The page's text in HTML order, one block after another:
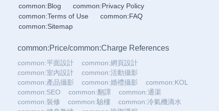
common:Blog
common:Privacy Policy
common:Terms of Use
common:FAQ
common:Sitemap
common:Price/common:Charge References
common:平面設計
common:網頁設計
common:室內設計
common:活動攝影
common:產品攝影
common:婚禮攝影
common:KOL
common:SEO
common:翻譯
common:通渠
common:裝修
common:驗樓
common:冷氣機滴水